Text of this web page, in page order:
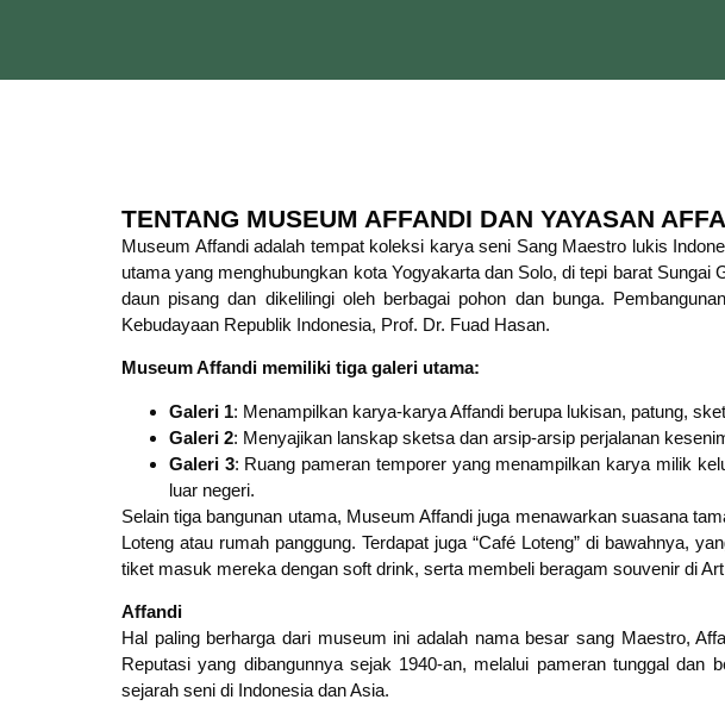
TENTANG MUSEUM AFFANDI DAN YAYASAN
Museum Affandi adalah tempat koleksi karya seni Sang Maestro lukis
utama yang menghubungkan kota Yogyakarta dan Solo, di tepi barat
daun pisang dan dikelilingi oleh berbagai pohon dan bunga.
Kebudayaan Republik Indonesia, Prof. Dr. Fuad Hasan.
Museum Affandi memiliki tiga galeri utama:
Galeri 1: Menampilkan karya-karya Affandi berupa lukisan, patung,
Galeri 2: Menyajikan lanskap sketsa dan arsip-arsip perjalanan
Galeri 3: Ruang pameran temporer yang menampilkan karya milik
luar negeri.
Selain tiga bangunan utama, Museum Affandi juga menawarkan suasana
Loteng atau rumah panggung. Terdapat juga “Café Loteng” di bawahnya,
tiket masuk mereka dengan soft drink, serta membeli beragam souvenir di
Affandi
Hal paling berharga dari museum ini adalah nama besar sang Maestro,
Reputasi yang dibangunnya sejak 1940-an, melalui pameran tunggal
sejarah seni di Indonesia dan Asia.